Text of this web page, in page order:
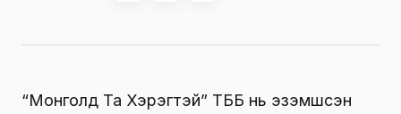
“Монголд Та Хэрэгтэй” ТББ нь эзэмшсэн